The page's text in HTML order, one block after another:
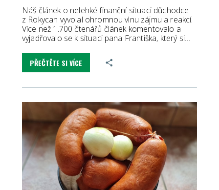
Náš článek o nelehké finanční situaci důchodce
z Rokycan vyvolal ohromnou vlnu zájmu a reakcí.
Více než 1.700 čtenářů článek komentovalo a
vyjadřovalo se k situaci pana Františka, který si…
PŘEČTĚTE SI VÍCE